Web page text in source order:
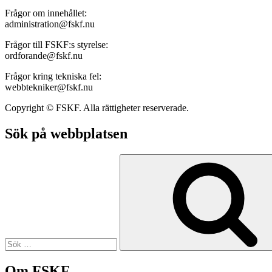
Frågor om innehållet:
administration@fskf.nu
Frågor till FSKF:s styrelse:
ordforande@fskf.nu
Frågor kring tekniska fel:
webbtekniker@fskf.nu
Copyright © FSKF. Alla rättigheter reserverade.
Sök på webbplatsen